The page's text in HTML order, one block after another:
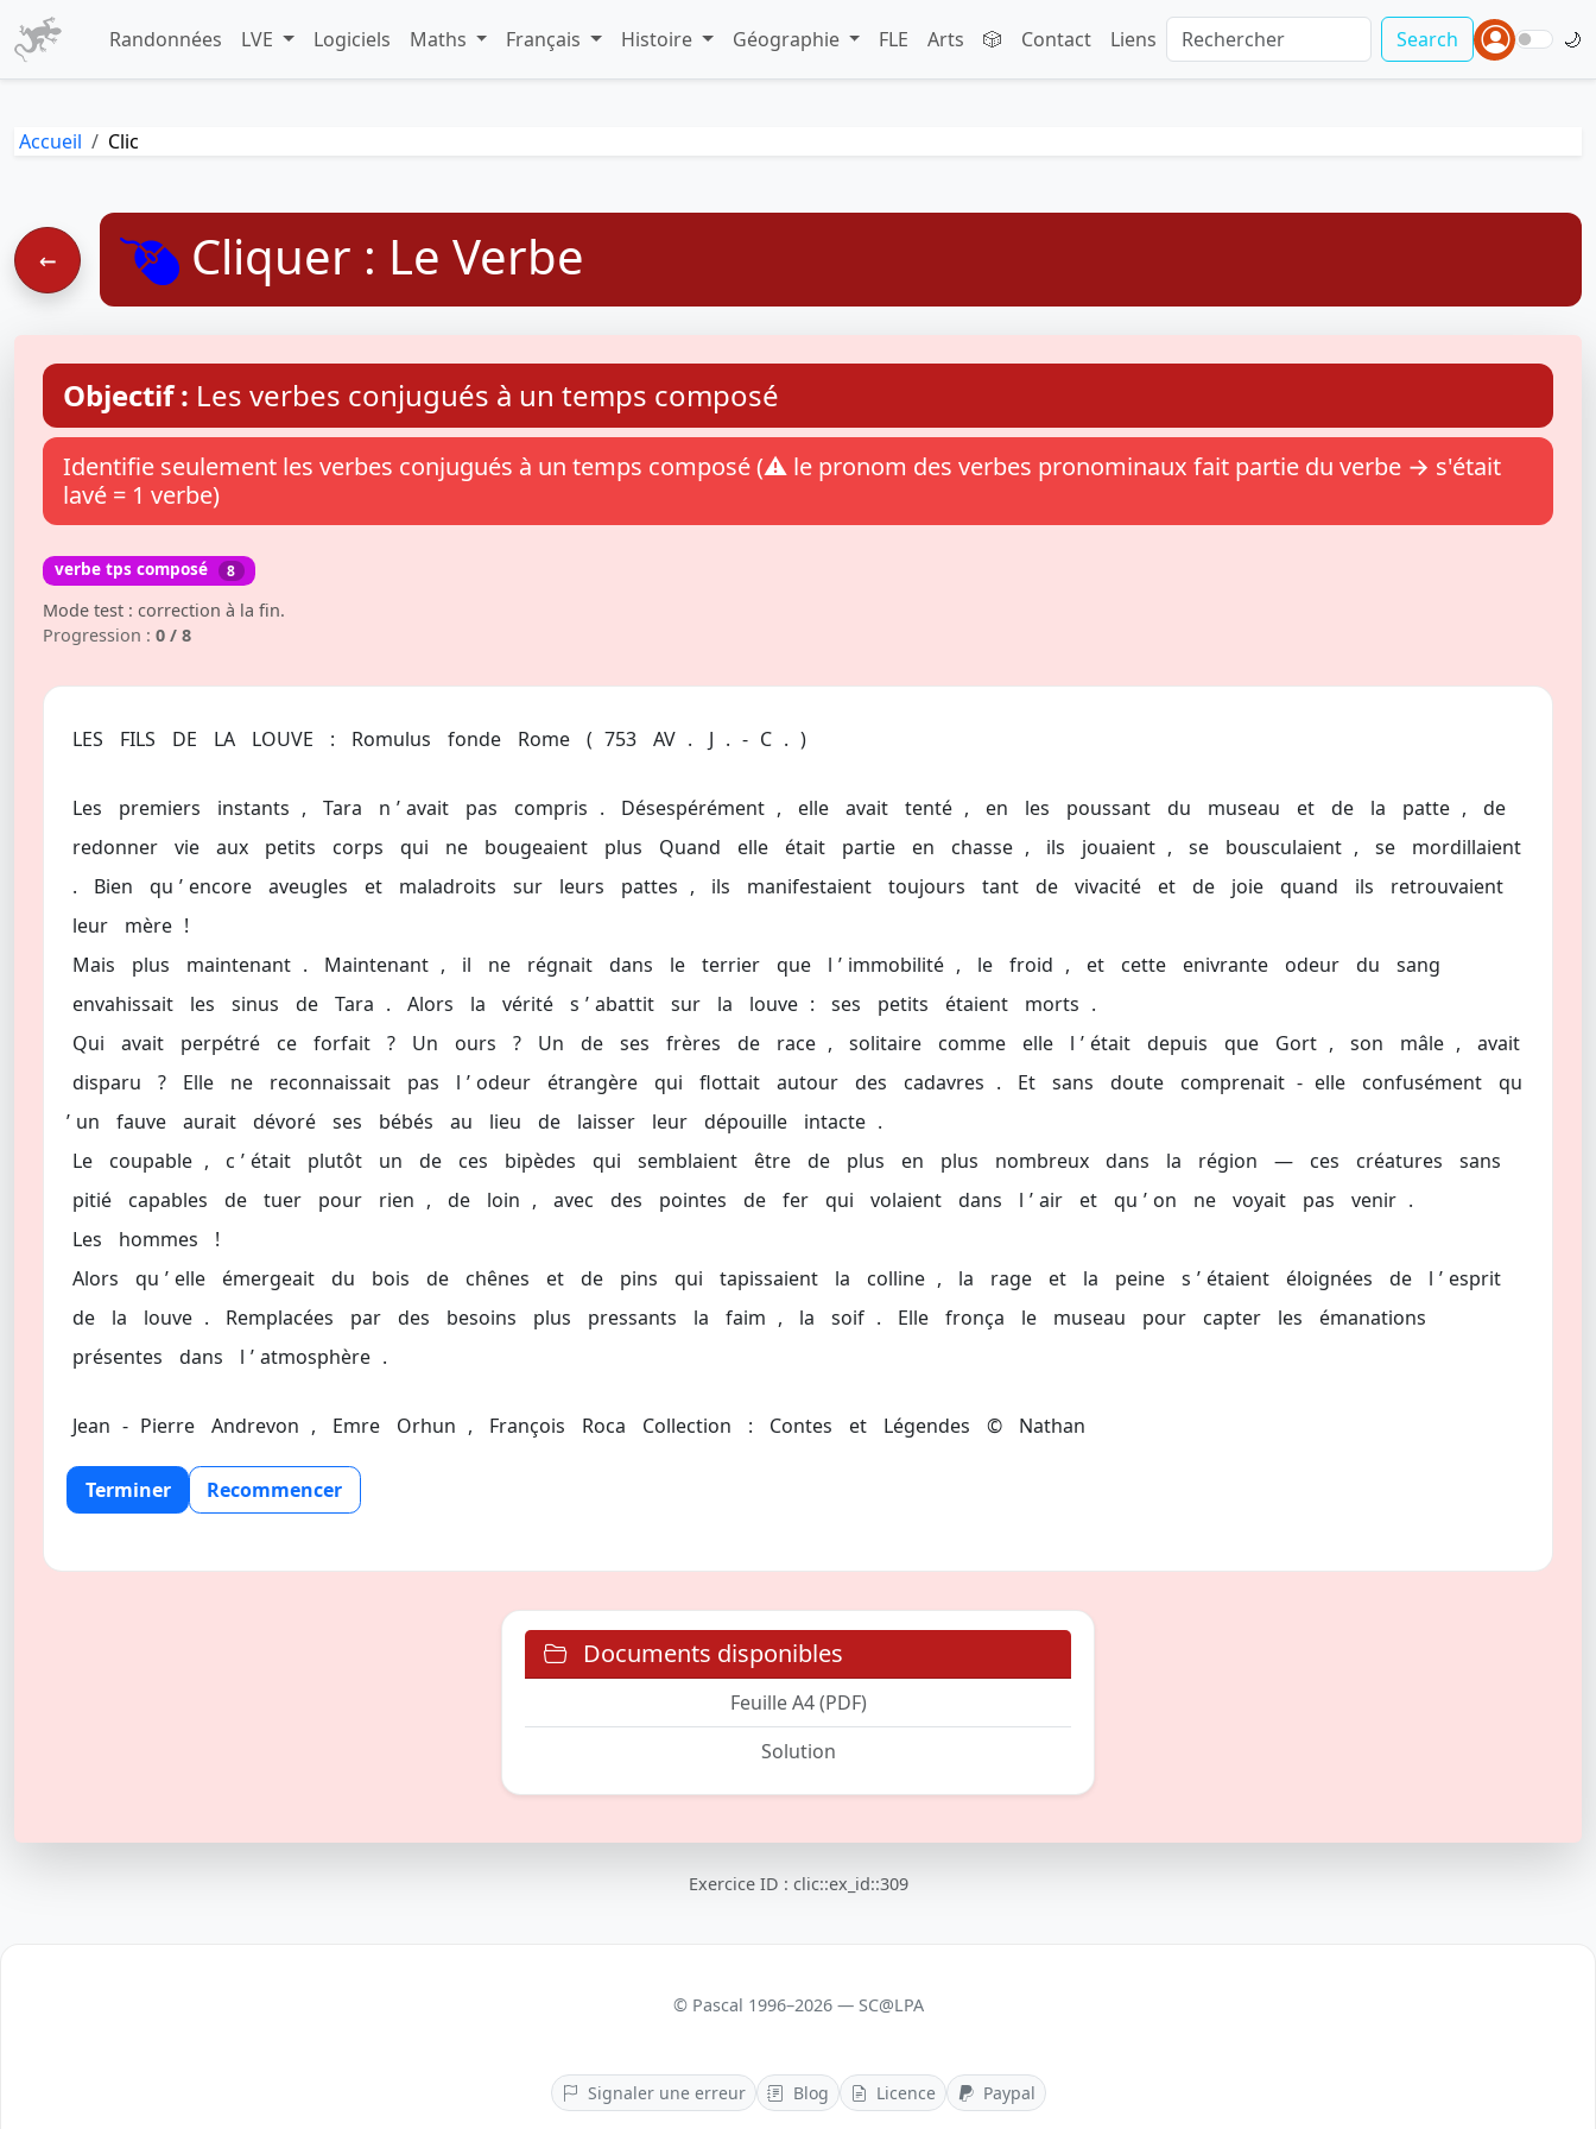
Randonnées LVE Logiciels Maths Français Histoire Géographie FLE Arts 🎲 Contact Liens Search 🌙
Accueil Clic
← Cliquer : Le Verbe
Objectif : Les verbes conjugués à un temps composé
Identifie seulement les verbes conjugués à un temps composé (⚠️ le pronom des verbes pronominaux fait partie du verbe → s'était
lavé = 1 verbe)
verbe tps composé 8
Mode test : correction à la fin.
Progression : 0 / 8
LES FILS DE LA LOUVE : Romulus fonde Rome ( 753 AV . J . - C . )
Les premiers instants , Tara n ’ avait pas compris . Désespérément , elle avait tenté , en les poussant du museau et de la patte ,
de
redonner
vie aux petits corps qui ne bougeaient plus Quand elle était partie en chasse , ils jouaient , se bousculaient , se
mordillaient
.
Bien qu ’ encore aveugles et maladroits sur leurs pattes , ils manifestaient toujours tant de vivacité et de joie quand ils
retrouvaient
leur
mère !
Mais
plus maintenant . Maintenant , il ne régnait dans le terrier que l ’ immobilité , le froid , et cette enivrante odeur du
sang
envahissait
les sinus de Tara . Alors la vérité s ’ abattit sur la louve : ses petits étaient morts .
Qui
avait perpétré ce forfait ? Un ours ? Un de ses frères de race , solitaire comme elle l ’ était depuis que Gort , son mâle ,
avait
disparu
? Elle ne reconnaissait pas l ’ odeur étrangère qui flottait autour des cadavres . Et sans doute comprenait - elle confusément
qu
’ un fauve aurait dévoré ses bébés au lieu de laisser leur dépouille intacte .
Le
coupable , c ’ était plutôt un de ces bipèdes qui semblaient être de plus en plus nombreux dans la région — ces créatures
sans
pitié
capables de tuer pour rien , de loin , avec des pointes de fer qui volaient dans l ’ air et qu ’ on ne voyait pas venir .
Les
hommes
!
Alors
qu ’ elle émergeait du bois de chênes et de pins qui tapissaient la colline , la rage et la peine s ’ étaient éloignées de l ’ esprit
de
la louve . Remplacées par des besoins plus pressants la faim , la soif . Elle fronça le museau pour capter les
émanations
présentes
dans l ’ atmosphère .
Jean - Pierre Andrevon , Emre Orhun , François Roca Collection : Contes et Légendes © Nathan
Terminer Recommencer
Documents disponibles
Feuille A4 (PDF)
Solution
Exercice ID : clic::ex_id::309
© Pascal 1996–2026 — SC@LPA
Signaler une erreur Blog Licence Paypal